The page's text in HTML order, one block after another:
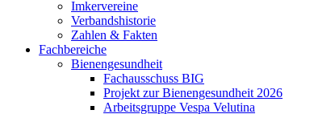
Imkervereine
Verbandshistorie
Zahlen & Fakten
Fachbereiche
Bienengesundheit
Fachausschuss BIG
Projekt zur Bienengesundheit 2026
Arbeitsgruppe Vespa Velutina